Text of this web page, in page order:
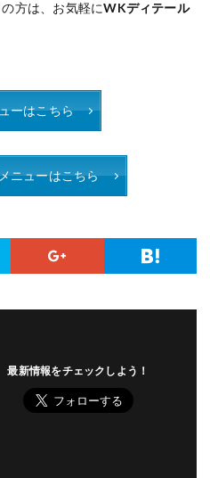
方は、お気軽にWKディテール
ーはこちら
ニューはこちら
最新情報をチェックしよう！